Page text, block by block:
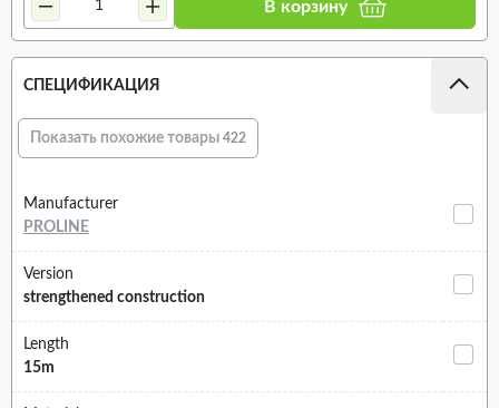
В корзину
СПЕЦИФИКАЦИЯ
Показать похожие товары 422
Manufacturer
PROLINE
Version
strengthened construction
Length
15m